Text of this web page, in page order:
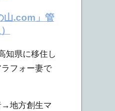
山.com」管
知県に移住し
フォー妻で
→地方創生マ